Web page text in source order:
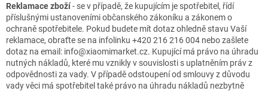
Reklamace zboží- se v případě, že kupujícím je spotřebitel, řídí
příslušnými ustanoveními občanského zákoníku a zákonem o
ochraně spotřebitele. Pokud budete mít dotaz ohledně stavu Vaší
reklamace, obraťte se na infolinku +420 216 216 004 nebo zašlete
dotaz na email: info@xiaomimarket.cz. Kupující má právo na úhradu
nutných nákladů, které mu vznikly v souvislosti s uplatněním práv z
odpovědnosti za vady. V případě odstoupení od smlouvy z důvodu
vady věci má spotřebitel také právo na úhradu nákladů nezbytně